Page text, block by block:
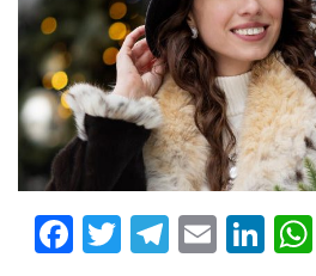
Facebook
Twitter
Telegram
Email